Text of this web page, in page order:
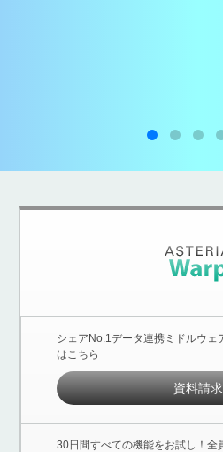
シェアNo.1データ連携ミドルウェ
はこちら
資料請求
30日間すべての機能をお試し！全